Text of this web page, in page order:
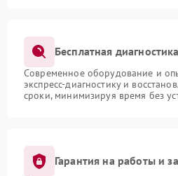
Бесплатная
Современное оборудование и
экспресс-диагностику и
сроки, минимизируя время без
Гарантия на работы и